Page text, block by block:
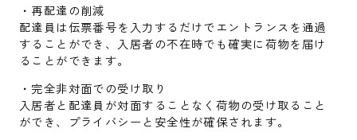
・再配達の削減
配達員は伝票番号を入力するだけでエントランスを通過
することができ、入居者の不在時でも確実に荷物を届け
ることができます。
・完全非対面での受け取り
入居者と配達員が対面することなく荷物の受け取ること
ができ、プライバシーと安全性が確保されます。